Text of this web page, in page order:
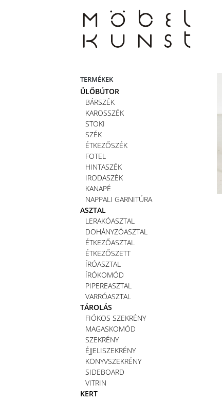
TERMÉKEK
ÜLŐBÚTOR
BÁRSZÉK
KAROSSZÉK
STOKI
SZÉK
ÉTKEZŐSZÉK
FOTEL
HINTASZÉK
IRODASZÉK
KANAPÉ
NAPPALI GARNITÚRA
ASZTAL
LERAKÓASZTAL
DOHÁNYZÓASZTAL
ÉTKEZŐASZTAL
ÉTKEZŐSZETT
ÍRÓASZTAL
ÍRÓKOMÓD
PIPEREASZTAL
VARRÓASZTAL
TÁROLÁS
FIÓKOS SZEKRÉNY
MAGASKOMÓD
SZEKRÉNY
ÉJJELISZEKRÉNY
KÖNYVSZEKRÉNY
SIDEBOARD
VITRIN
KERT